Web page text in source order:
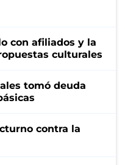
con afiliados y la
culturales
tomó deuda
contra la